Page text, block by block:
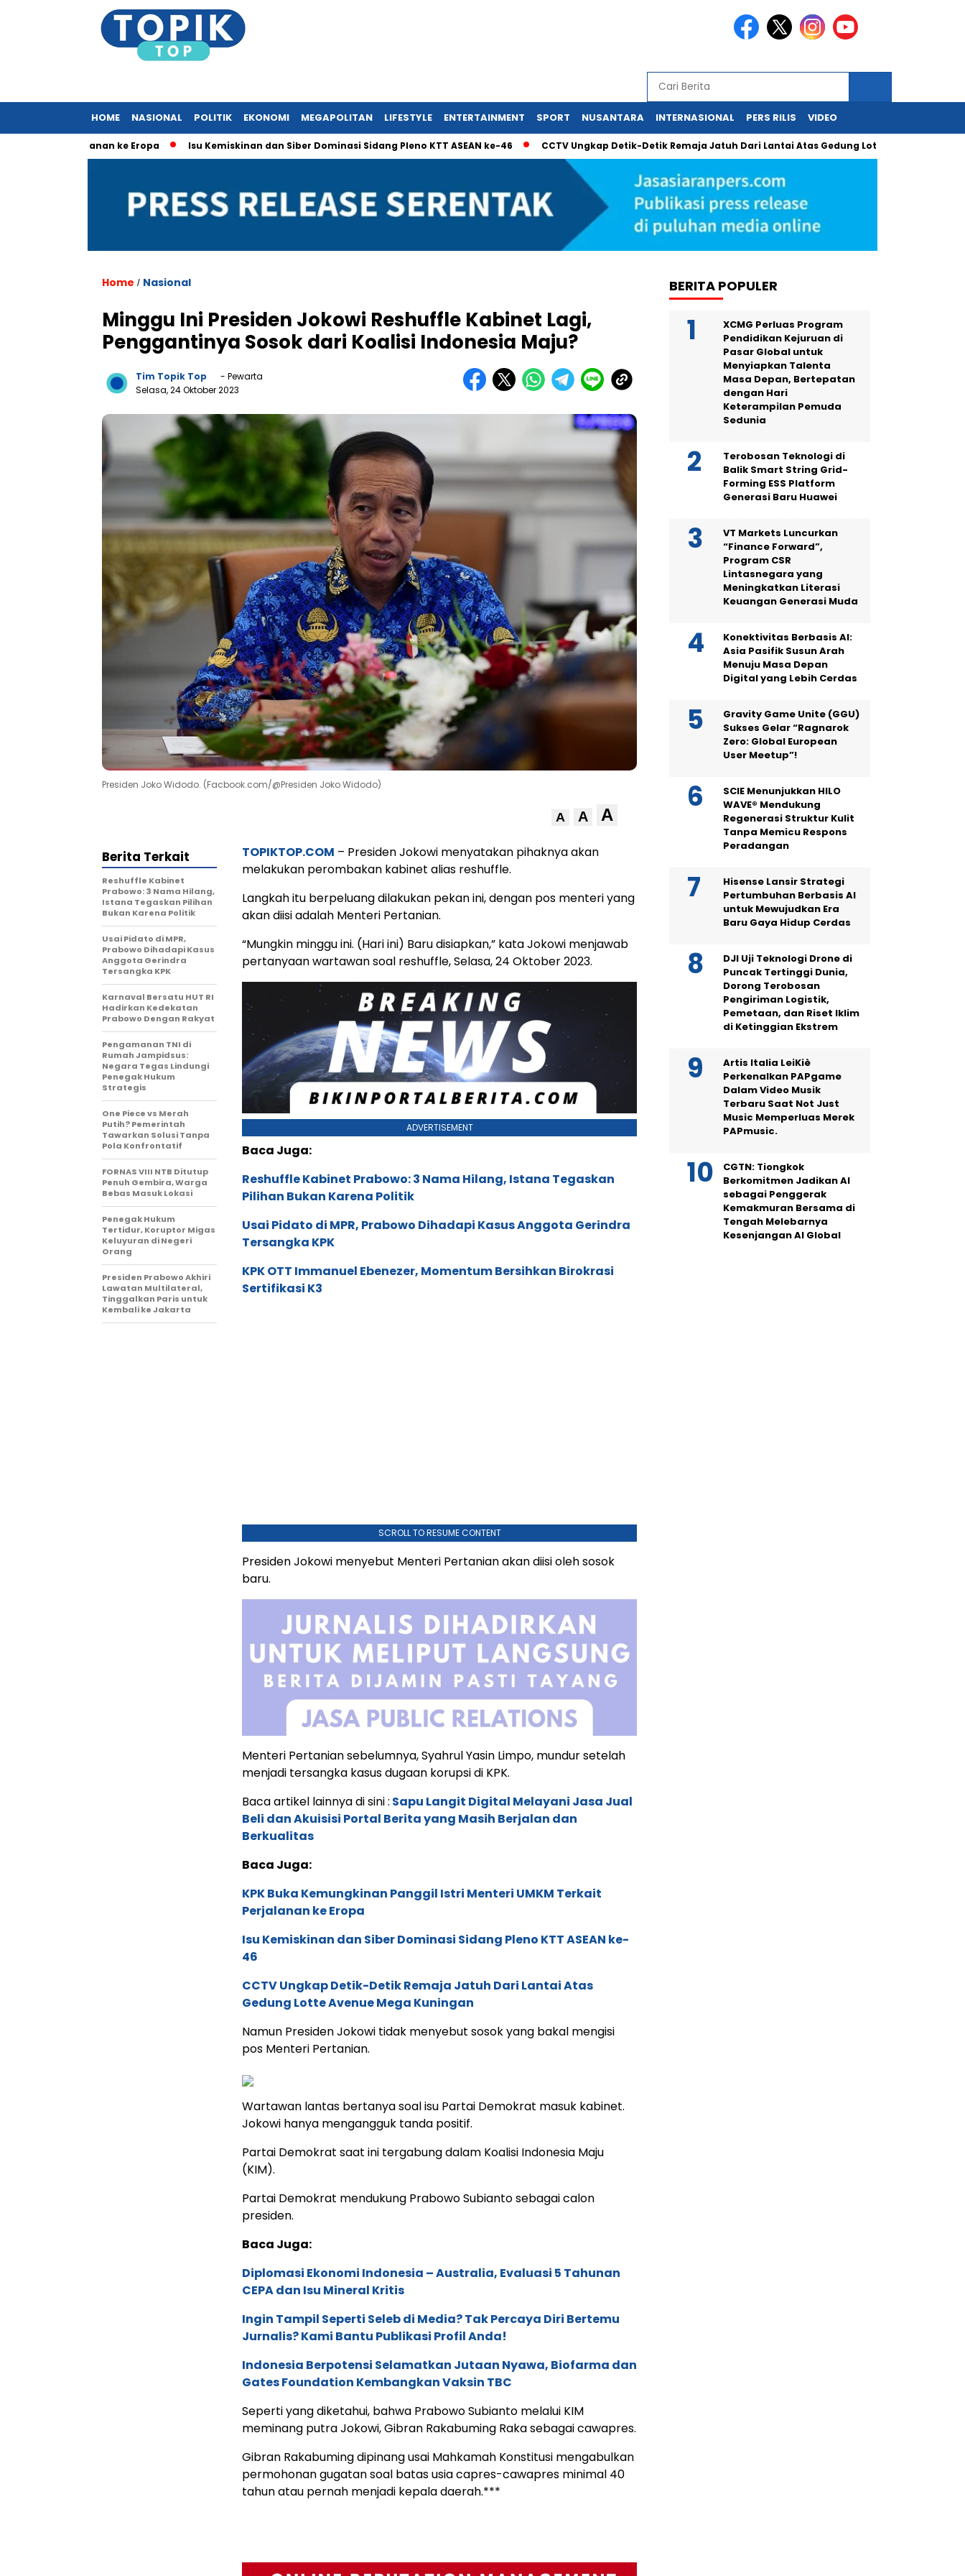
HOME NASIONAL POLITIK EKONOMI MEGAPOLITAN LIFESTYLE ENTERTAINMENT SPORT NUSANTARA INTERNASIONAL PERS RILIS VIDEO
Perjalanan ke Eropa Isu Kemiskinan dan Siber Dominasi Sidang Pleno KTT ASEAN ke-46 CCTV Ungkap Detik-Detik Remaja Jatuh Dari Lantai Atas Gedung Lotte Avenue Mega Kuningan
Home / Nasional
Minggu Ini Presiden Jokowi Reshuffle Kabinet Lagi,
Penggantinya Sosok dari Koalisi Indonesia Maju?
Tim Topik Top
- Pewarta
Selasa, 24 Oktober 2023
Presiden Joko Widodo. (Facbook.com/@Presiden Joko Widodo)
A A A
TOPIKTOP.COM – Presiden Jokowi menyatakan pihaknya akan
melakukan perombakan kabinet alias reshuffle.
Langkah itu berpeluang dilakukan pekan ini, dengan pos menteri yang
akan diisi adalah Menteri Pertanian.
“Mungkin minggu ini. (Hari ini) Baru disiapkan,” kata Jokowi menjawab
pertanyaan wartawan soal reshuffle, Selasa, 24 Oktober 2023.
ADVERTISEMENT
Baca Juga:
Reshuffle Kabinet Prabowo: 3 Nama Hilang, Istana Tegaskan
Pilihan Bukan Karena Politik
Usai Pidato di MPR, Prabowo Dihadapi Kasus Anggota Gerindra
Tersangka KPK
KPK OTT Immanuel Ebenezer, Momentum Bersihkan Birokrasi
Sertifikasi K3
SCROLL TO RESUME CONTENT
Presiden Jokowi menyebut Menteri Pertanian akan diisi oleh sosok
baru.
Menteri Pertanian sebelumnya, Syahrul Yasin Limpo, mundur setelah
menjadi tersangka kasus dugaan korupsi di KPK.
Baca artikel lainnya di sini : Sapu Langit Digital Melayani Jasa Jual
Beli dan Akuisisi Portal Berita yang Masih Berjalan dan
Berkualitas
Baca Juga:
KPK Buka Kemungkinan Panggil Istri Menteri UMKM Terkait
Perjalanan ke Eropa
Isu Kemiskinan dan Siber Dominasi Sidang Pleno KTT ASEAN ke-
46
CCTV Ungkap Detik-Detik Remaja Jatuh Dari Lantai Atas
Gedung Lotte Avenue Mega Kuningan
Namun Presiden Jokowi tidak menyebut sosok yang bakal mengisi
pos Menteri Pertanian.
Wartawan lantas bertanya soal isu Partai Demokrat masuk kabinet.
Jokowi hanya mengangguk tanda positif.
Partai Demokrat saat ini tergabung dalam Koalisi Indonesia Maju
(KIM).
Partai Demokrat mendukung Prabowo Subianto sebagai calon
presiden.
Baca Juga:
Diplomasi Ekonomi Indonesia – Australia, Evaluasi 5 Tahunan
CEPA dan Isu Mineral Kritis
Ingin Tampil Seperti Seleb di Media? Tak Percaya Diri Bertemu
Jurnalis? Kami Bantu Publikasi Profil Anda!
Indonesia Berpotensi Selamatkan Jutaan Nyawa, Biofarma dan
Gates Foundation Kembangkan Vaksin TBC
Seperti yang diketahui, bahwa Prabowo Subianto melalui KIM
meminang putra Jokowi, Gibran Rakabuming Raka sebagai cawapres.
Gibran Rakabuming dipinang usai Mahkamah Konstitusi mengabulkan
permohonan gugatan soal batas usia capres-cawapres minimal 40
tahun atau pernah menjadi kepala daerah.***
Berita Terkait
Reshuffle Kabinet
Prabowo: 3 Nama Hilang,
Istana Tegaskan Pilihan
Bukan Karena Politik
Usai Pidato di MPR,
Prabowo Dihadapi Kasus
Anggota Gerindra
Tersangka KPK
Karnaval Bersatu HUT RI
Hadirkan Kedekatan
Prabowo Dengan Rakyat
Pengamanan TNI di
Rumah Jampidsus:
Negara Tegas Lindungi
Penegak Hukum
Strategis
One Piece vs Merah
Putih? Pemerintah
Tawarkan Solusi Tanpa
Pola Konfrontatif
FORNAS VIII NTB Ditutup
Penuh Gembira, Warga
Bebas Masuk Lokasi
Penegak Hukum
Tertidur, Koruptor Migas
Keluyuran di Negeri
Orang
Presiden Prabowo Akhiri
Lawatan Multilateral,
Tinggalkan Paris untuk
Kembali ke Jakarta
BERITA POPULER
XCMG Perluas Program
Pendidikan Kejuruan di
Pasar Global untuk
Menyiapkan Talenta
Masa Depan, Bertepatan
dengan Hari
Keterampilan Pemuda
Sedunia
Terobosan Teknologi di
Balik Smart String Grid-
Forming ESS Platform
Generasi Baru Huawei
VT Markets Luncurkan
“Finance Forward”,
Program CSR
Lintasnegara yang
Meningkatkan Literasi
Keuangan Generasi Muda
Konektivitas Berbasis AI:
Asia Pasifik Susun Arah
Menuju Masa Depan
Digital yang Lebih Cerdas
Gravity Game Unite (GGU)
Sukses Gelar “Ragnarok
Zero: Global European
User Meetup”!
SCIE Menunjukkan HILO
WAVE® Mendukung
Regenerasi Struktur Kulit
Tanpa Memicu Respons
Peradangan
Hisense Lansir Strategi
Pertumbuhan Berbasis AI
untuk Mewujudkan Era
Baru Gaya Hidup Cerdas
DJI Uji Teknologi Drone di
Puncak Tertinggi Dunia,
Dorong Terobosan
Pengiriman Logistik,
Pemetaan, dan Riset Iklim
di Ketinggian Ekstrem
Artis Italia LeiKiè
Perkenalkan PAPgame
Dalam Video Musik
Terbaru Saat Not Just
Music Memperluas Merek
PAPmusic.
CGTN: Tiongkok
Berkomitmen Jadikan AI
sebagai Penggerak
Kemakmuran Bersama di
Tengah Melebarnya
Kesenjangan AI Global